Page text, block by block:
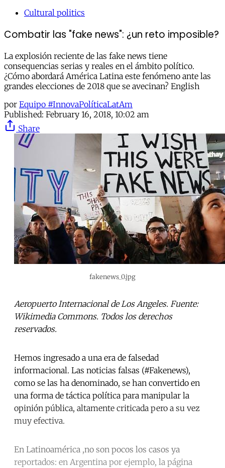
Cultural politics
Combatir las "fake news": ¿un reto imposible?
La explosión reciente de las fake news tiene
consequencias serias y reales en el ámbito político.
¿Cómo abordará América Latina este fenómeno ante las
grandes elecciones de 2018 que se avecinan? English
por Equipo #InnovaPolíticaLatAm
Published: February 16, 2018, 10:02 am
Share
fakenews_0.jpg
Aeropuerto Internacional de Los Angeles. Fuente:
Wikimedia Commons. Todos los derechos
reservados.
Hemos ingresado a una era de falsedad
informacional. Las noticias falsas (#Fakenews),
como se las ha denominado, se han convertido en
una forma de táctica política para manipular la
opinión pública, altamente criticada pero a su vez
muy efectiva.
En Latinoamérica ,no son pocos los casos ya
reportados: en Argentina por ejemplo, la página